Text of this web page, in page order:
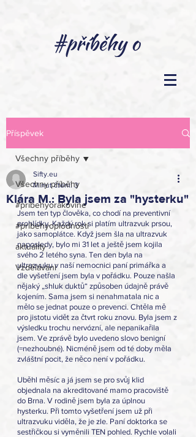
Příspěvek
Všechny příběhy
#pribehyorakovine
#pribehyoplodnosti
aktuality
Vzdělávání
Všechny příběhy
Klára M.: Byla jsem za "hysterku"
Sifty.eu
Minut čtení: 3
Jsem ten typ člověka, co chodí na preventivní
prohlídky. Každý rok si platím ultrazvuk prsou,
jako samoplátce. Když jsem šla na ultrazvuk
naposledy, bylo mi 31 let a ještě jsem kojila
svého 2 letého syna. Ten den byla na
ultrazvuku v naší nemocnici paní primářka a
dle vyšetření jsem byla v pořádku. Pouze našla
nějaký „shluk duktů“ způsoben údajně právě
kojením. Sama jsem si nenahmatala nic a
mělo se jednat pouze o prevenci. Chtěla mě
pro jistotu vidět za čtvrt roku znovu. Byla jsem z
výsledku trochu nervózní, ale nepanikařila
jsem. Ve zprávě bylo uvedeno slovo benigní
(=nezhoubné). Nicméně jsem od té doby měla
zvláštní pocit, že něco není v pořádku.
Uběhl měsíc a já jsem se pro svůj klid
objednala na akreditované mamo pracoviště
do Brna. V rodině jsem byla za úplnou
hysterku. Při tomto vyšetření jsem už při
ultrazvuku viděla, že je zle. Paní doktorka se
sestřičkou si vyměnili TEN pohled. Rychle volali